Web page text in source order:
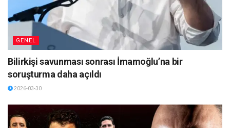
GENEL
Bilirkişi savunması sonrası İmamoğlu’na bir
soruşturma daha açıldı
2026-03-30